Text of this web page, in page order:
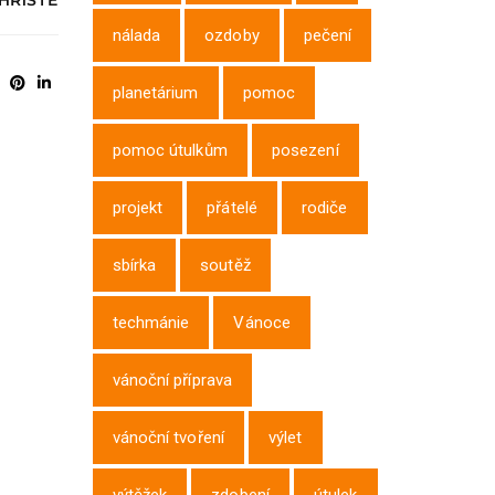
nálada ozdoby pečení
planetárium pomoc
pomoc útulkům posezení
projekt přátelé rodiče
sbírka soutěž
techmánie Vánoce
vánoční příprava
vánoční tvoření výlet